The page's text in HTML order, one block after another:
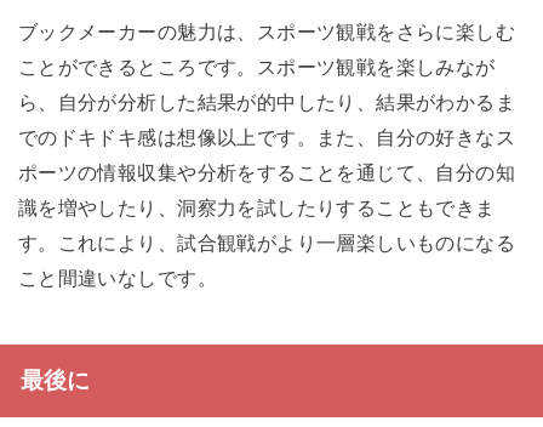
ブックメーカーの魅力は、スポーツ観戦をさらに楽しむ
ことができるところです。スポーツ観戦を楽しみなが
ら、自分が分析した結果が的中したり、結果がわかるま
でのドキドキ感は想像以上です。また、自分の好きなス
ポーツの情報収集や分析をすることを通じて、自分の知
識を増やしたり、洞察力を試したりすることもできま
す。これにより、試合観戦がより一層楽しいものになる
こと間違いなしです。
最後に